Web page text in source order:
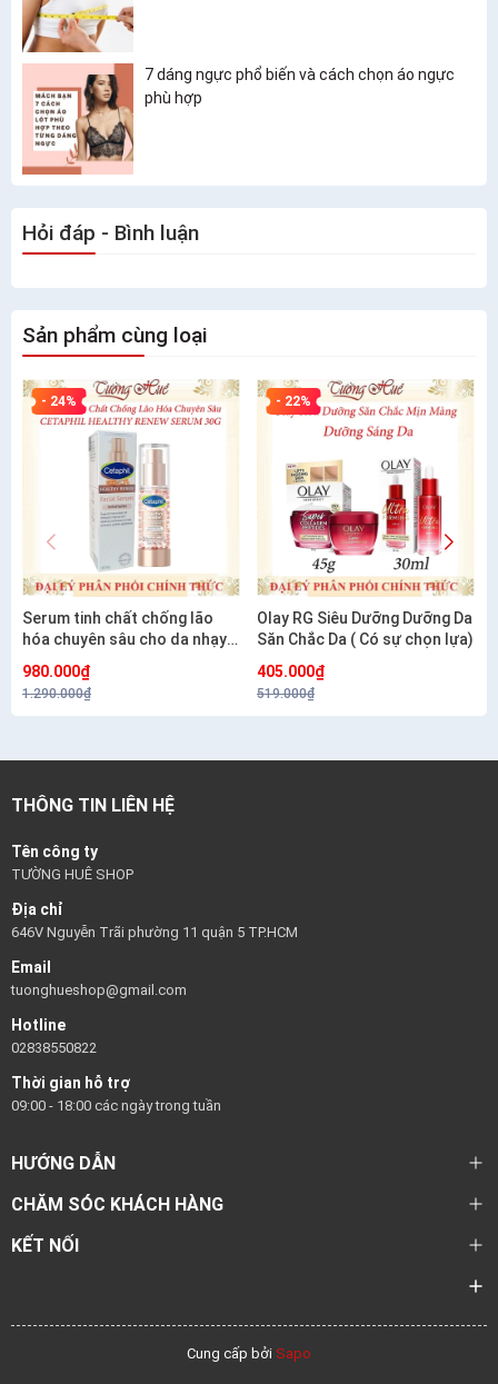
7 dáng ngực phổ biến và cách chọn áo ngực
phù hợp
Hỏi đáp - Bình luận
Sản phẩm cùng loại
- 24%
Serum tinh chất chống lão
hóa chuyên sâu cho da nhạy
cảm CETAPHIL HEALTHY
RENEW SERUM 30G
980.000₫
1.290.000₫
- 22%
Olay RG Siêu Dưỡng Dưỡng Da
Săn Chắc Da ( Có sự chọn lựa)
405.000₫
519.000₫
THÔNG TIN LIÊN HỆ
Tên công ty
TƯỜNG HUÊ SHOP
Địa chỉ
646V Nguyễn Trãi phường 11 quận 5 TP.HCM
Email
tuonghueshop@gmail.com
Hotline
02838550822
Thời gian hỗ trợ
09:00 - 18:00 các ngày trong tuần
HƯỚNG DẪN
CHĂM SÓC KHÁCH HÀNG
KẾT NỐI
Cung cấp bởi Sapo